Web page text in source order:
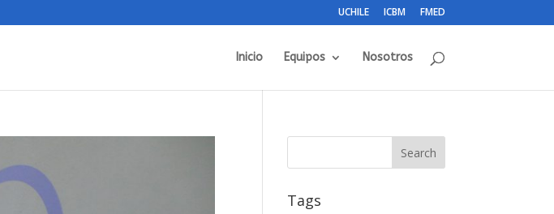
UCHILE ICBM FMED
Inicio Equipos Nosotros
Tags